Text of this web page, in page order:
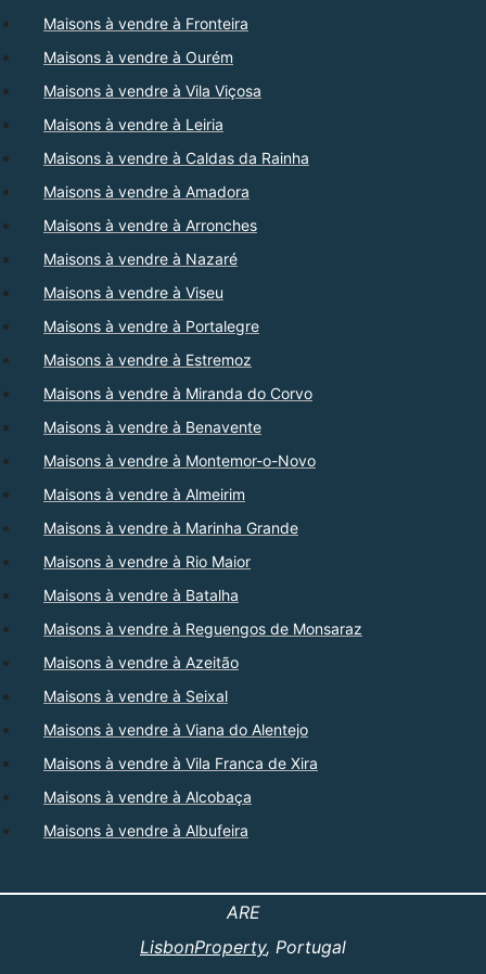
Maisons à vendre à Fronteira
Maisons à vendre à Ourém
Maisons à vendre à Vila Viçosa
Maisons à vendre à Leiria
Maisons à vendre à Caldas da Rainha
Maisons à vendre à Amadora
Maisons à vendre à Arronches
Maisons à vendre à Nazaré
Maisons à vendre à Viseu
Maisons à vendre à Portalegre
Maisons à vendre à Estremoz
Maisons à vendre à Miranda do Corvo
Maisons à vendre à Benavente
Maisons à vendre à Montemor-o-Novo
Maisons à vendre à Almeirim
Maisons à vendre à Marinha Grande
Maisons à vendre à Rio Maior
Maisons à vendre à Batalha
Maisons à vendre à Reguengos de Monsaraz
Maisons à vendre à Azeitão
Maisons à vendre à Seixal
Maisons à vendre à Viana do Alentejo
Maisons à vendre à Vila Franca de Xira
Maisons à vendre à Alcobaça
Maisons à vendre à Albufeira
ARE
LisbonProperty, Portugal